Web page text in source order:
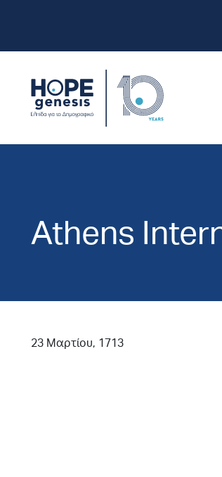
Athens
23 Μαρτίου, 1713